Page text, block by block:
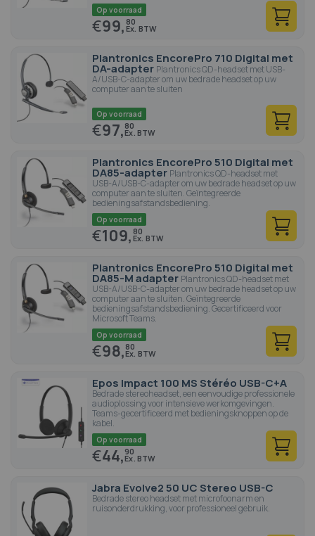
Op voorraad
€99, 80
Plantronics EncorePro 710 Digital met
DA-adapter Plantronics QD-headset met USB-
A/USB-C-adapter om uw bedrade headset op uw
computer aan te sluiten
Op voorraad
€97,80
Plantronics EncorePro 510 Digital met
DA85-adapter Plantronics QD-headset met
USB-A/USB-C-adapter om uw bedrade headset op uw
computer aan te sluiten. Geïntegreerde
bedieningsafstandsbediening.
Op voorraad
€109, 80
Plantronics EncorePro 510 Digital met
DA85-M adapter Plantronics QD-headset met
USB-A/USB-C-adapter om uw bedrade headset op uw
computer aan te sluiten. Geïntegreerde
bedieningsafstandsbediening. Gecertificeerd voor
Microsoft Teams.
Op voorraad
€98,80
Epos Impact 100 MS Stéréo USB-C+A
Bedrade stereoheadset, een eenvoudige professionele
audioplossing voor intensieve werkomgevingen.
Teams-gecertificeerd met bedieningsknoppen op de
kabel.
Op voorraad
€44,90
Jabra Evolve2 50 UC Stereo USB-C
Bedrade stereo headset met microfoonarm en
ruisonderdrukking, voor professioneel gebruik.